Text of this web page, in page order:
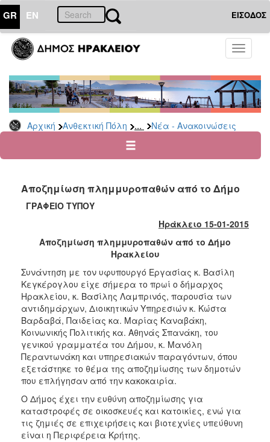
GR EN ΕΙΣΟΔΟΣ
Toggle
Αρχική Ανθεκτική Πόλη ... Νέα - Ανακοινώσεις
ΑΝΘΕΚΤΙΚΗ
ΠΟΛΗ
Κοινωνική
Πολιτική
Νέα
Ανακοινώσεις
για
Οικονομική
Αδυναμία
Φυσικές
Καταστροφές
Κέντρα
Κοινοτικής
Φροντίδας
(Κ.Α.Π.Η.)
Κέντρα
Δημιουργικής
Απασχόλησης
Παιδιών
(Κ.Δ.Α.Π.)
Κέντρα
Ημερήσιας
Φροντίδας
Ηλικιωμένων
(Κ.Η.Φ.Η.)
Αποζημίωση πλημμυροπαθών από το Δήμο
ΓΡΑΦΕΙΟ ΤΥΠΟΥ
Ηράκλειο 15-01-2015
Αποζημίωση πλημμυροπαθών από το Δήμο
Ηρακλείου
Συνάντηση με τον υφυπουργό Εργασίας κ. Βασίλη
Κεγκέρογλου είχε σήμερα το πρωί ο δήμαρχος
Ηρακλείου, κ. Βασίλης Λαμπρινός, παρουσία των
αντιδημάρχων, Διοικητικών Υπηρεσιών κ. Κώστα
Βαρδαβά, Παιδείας κα. Μαρίας Καναβάκη,
Κοινωνικής Πολιτικής κα. Αθηνάς Σπανάκη, του
γενικού γραμματέα του Δήμου, κ. Μανόλη
Περαντωνάκη και υπηρεσιακών παραγόντων, όπου
εξετάστηκε το θέμα της αποζημίωσης των δημοτών
που επλήγησαν από την κακοκαιρία.
Ο Δήμος έχει την ευθύνη αποζημίωσης για
καταστροφές σε οικοσκευές και κατοικίες, ενώ για
τις ζημιές σε επιχειρήσεις και βιοτεχνίες υπεύθυνη
είναι η Περιφέρεια Κρήτης.